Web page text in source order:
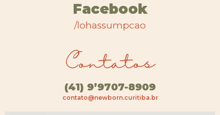
Facebook
/lohassumpcao
Contatos
(41) 9’9707-8909
contato@newborn.curitiba.br